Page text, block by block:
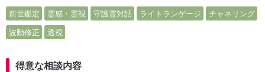
前世鑑定 霊感・霊視 守護霊対話 ライトランゲージ チャネリング
波動修正 透視
得意な相談内容